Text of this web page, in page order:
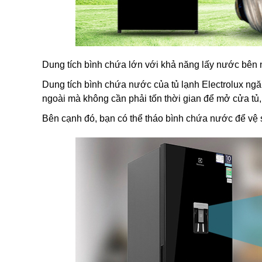
Dung tích bình chứa lớn với khả năng lấy nước bên
Dung tích bình chứa nước của tủ lạnh Electrolux
ngoài mà không cần phải tốn thời gian để mở cửa
Bên cạnh đó, bạn có thể tháo bình chứa nước để